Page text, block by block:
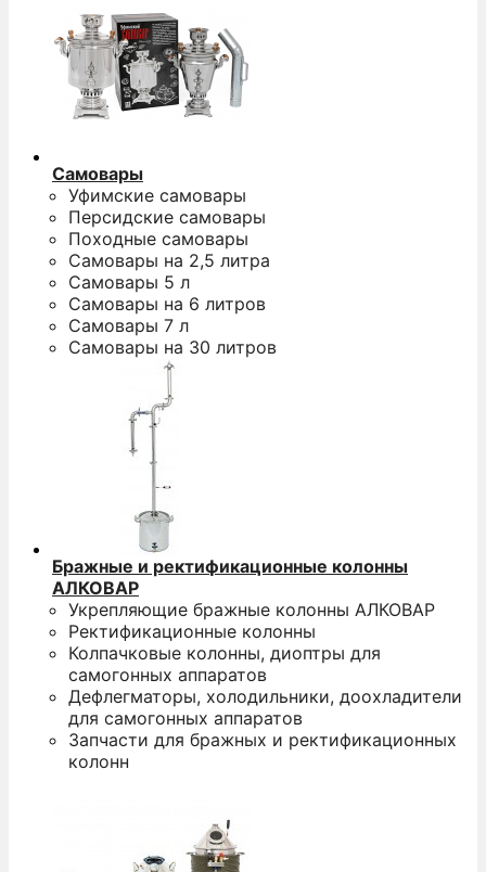
Самовары
Уфимские самовары
Персидские самовары
Походные самовары
Самовары на 2,5 литра
Самовары 5 л
Самовары на 6 литров
Самовары 7 л
Самовары на 30 литров
Бражные и ректификационные колонны
АЛКОВАР
Укрепляющие бражные колонны АЛКОВАР
Ректификационные колонны
Колпачковые колонны, диоптры для
самогонных аппаратов
Дефлегматоры, холодильники, доохладители
для самогонных аппаратов
Запчасти для бражных и ректификационных
колонн